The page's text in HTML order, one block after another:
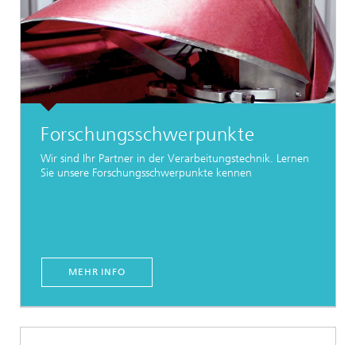
Forschungsschwerpunkte
Wir sind Ihr Partner in der Verarbeitungstechnik. Lernen
Sie unsere Forschungsschwerpunkte kennen
MEHR INFO